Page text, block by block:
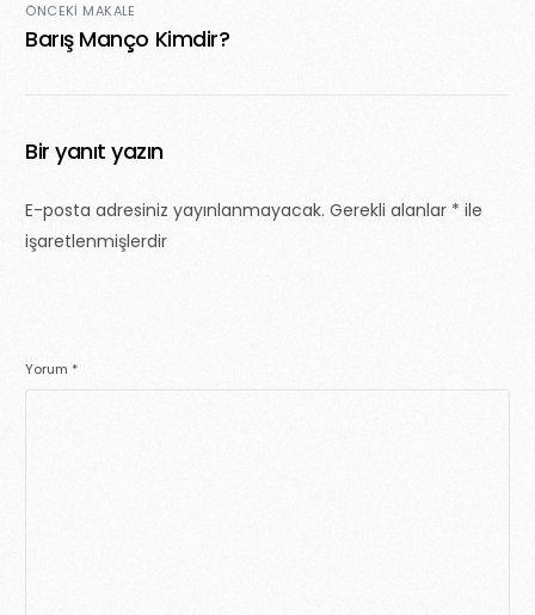
ÖNCEKI MAKALE
Barış Manço Kimdir?
Bir yanıt yazın
E-posta adresiniz yayınlanmayacak. Gerekli alanlar * ile
işaretlenmişlerdir
Yorum*